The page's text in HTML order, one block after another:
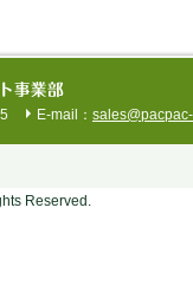
E-mail：
Reserved.